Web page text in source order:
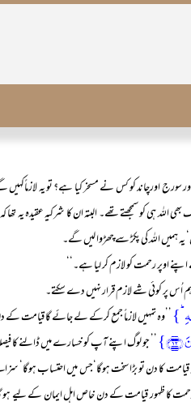
اورچاند کو کس نے مسخر کیا ہے؟ تو یہ لازماًکہیں گے
ہی کو سمجھتے تھے۔ البتہ ان کا شرکیہ عقیدہ یہ
ہمیں اللہ کی پکڑ سے چھڑوا لیں گے۔
اوپر رحمت کو لازم کر لیا ہے۔‘‘
ہم اُس پر کوئی شے لازم قرار نہیں دے سکتے۔
ؕ} ’’وہ تمہیں لازماً جمع کرکے لے جائے گا قیامت
’’ جو لوگ اپنے آپ کو خسارے میں ڈالنے کا
دن تو بڑا سخت ہوگا‘جس میں احتساب ہوگا‘ سزا
کا ظہور قیامت کے دن خاص اہل ایمان کے لیے